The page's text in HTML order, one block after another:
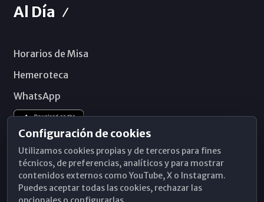
Al Día
Horarios de Misa
Hemeroteca
WhatsApp
Configuración de cookies
Utilizamos cookies propias y de terceros para fines
técnicos, de preferencias, analíticos y para mostrar
contenidos externos como YouTube, X o Instagram.
Puedes aceptar todas las cookies, rechazar las